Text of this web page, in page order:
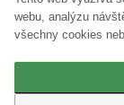
webu, analýzu
všechny cookies
2 roky záruky na